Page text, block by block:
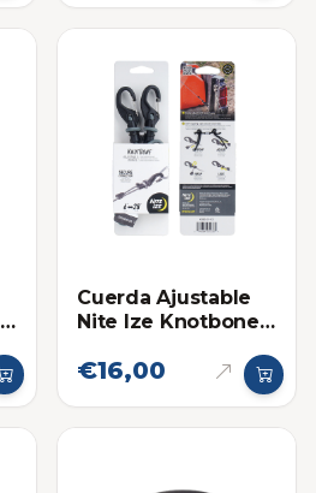
Cuerda Ajustable
Nite Ize Knotbone
Bloqueo Pequeña
€16,00